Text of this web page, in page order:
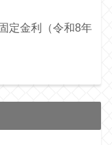
定金利（令和8年